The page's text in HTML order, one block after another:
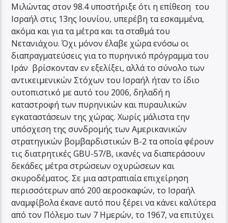
Μιλώντας στον 98.4 υποστήριξε ότι η επίθεση του
Ισραήλ στις 13ης Ιουνίου, υπερέβη τα εσκαμμένα,
ακόμα και για τα μέτρα και τα σταθμά του
Νετανιάχου. Όχι μόνον έλαβε χώρα ενόσω οι
διαπραγματεύσεις για το πυρηνικό πρόγραμμα του
Ιράν βρίσκονταν εν εξελίξει, αλλά το σύνολο των
αντικειμενικών Στόχων του Ισραήλ ήταν το ίδιο
ουτοπιστικό με αυτό του 2006, δηλαδή η
καταστροφή των πυρηνικών και πυραυλικών
εγκαταστάσεων της χώρας. Χωρίς μάλιστα την
υπόσχεση της συνδρομής των Αμερικανικών
στρατηγικών βομβαρδιστικών Β-2 τα οποία φέρουν
τις διατρητικές GBU-57/B, ικανές να διαπεράσουν
δεκάδες μέτρα στρώσεων οχυρώσεων και
σκυροδέματος. Σε μια αστραπιαία επιχείρηση
περισσότερων από 200 αεροσκαφών, το Ισραήλ
αναμφίβολα έκανε αυτό που ξέρει να κάνει καλύτερα
από τον Πόλεμο των 7 Ημερών, το 1967, να επιτύχει